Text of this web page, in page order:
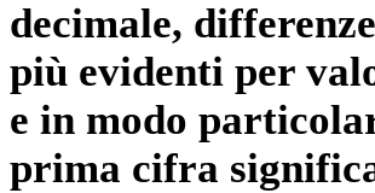
decimale,
più evidenti per
e in modo
prima cifra